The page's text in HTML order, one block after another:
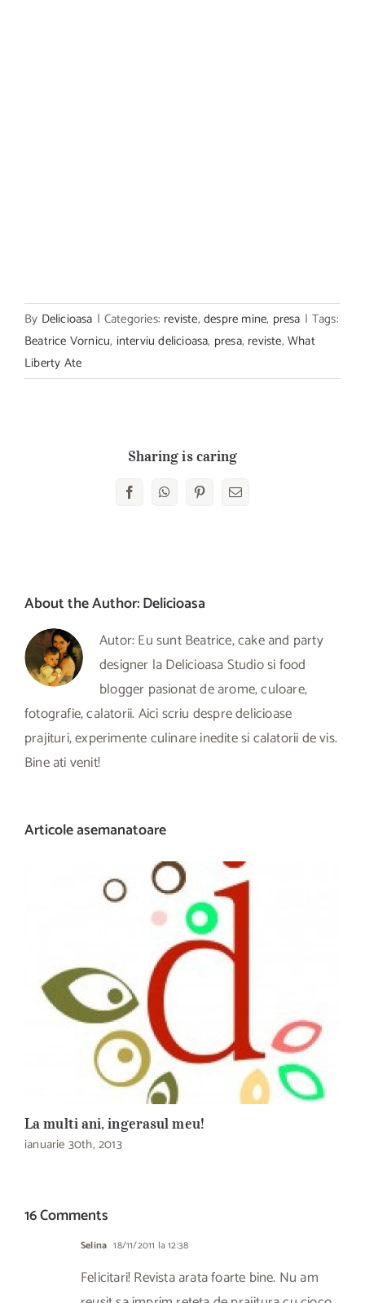
By Delicioasa | Categories: reviste,despre mine, presa | Tags:
Beatrice Vornicu, interviu delicioasa, presa, reviste,What
Liberty Ate
Sharing is caring
FacebookWhatsAppPinterest
E-
About the Author:Delicioasa
Autor: Eu sunt Beatrice, cake and party
designer la Delicioasa Studio si food
blogger pasionat de arome, culoare,
fotografie, calatorii. Aici scriu despre delicioase
prajituri, experimente culinare inedite si calatorii de vis.
Bine ati venit!
Articole asemanatoare
La multi ani, ingerasul meu!
ianuarie 30th, 2013
16 Comments
Selina 18/11/2011 la 12:38
Felicitari! Revista arata foarte bine. Nu am